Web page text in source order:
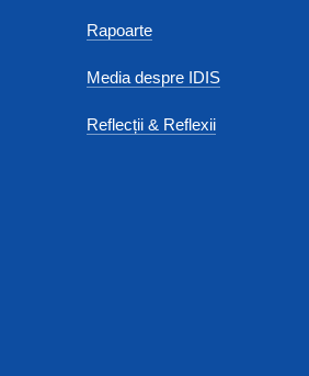
Rapoarte
Media despre IDIS
Reflecții & Reflexii